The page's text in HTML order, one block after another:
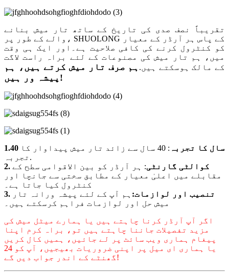
تقریباً نصف صدی کی تاریخ کے ساتھ تار میش بنانے
والے کے طور پر، SHUOLONG کے پاس ہر آرڈر کے معیار
کو کنٹرول کرنے کی کافی صلاحیت ہے۔اور ایک ہی وقت
میں، ہم تار میش کی مصنوعات کے لئے براہ راست لاگت
کے مالک ہوسکتے ہیں. ہم صرف تار میش کرتے ہیں، ہم
پیشہ ور ہیں!
1.40 سال کا تجربہ
: 40 سال سے زائد تار میش پیداوار کا
تجربہ.
2. کوالٹی گارنٹی: ہر آرڈر کو بین الاقوامی سطح کے
مقابلے میں اعلیٰ معیار کے مطابق سختی سے جانچا اور
کنٹرول کیا جاتا ہے۔
3. تنصیب اور لوازمات: ہم آپ کے لئے پیشہ ورانہ تار
میش حل اور لوازمات فراہم کرسکتے ہیں۔
اگر آپ آرڈر کرنا چاہتے ہیں یا ہمارے میٹل میش کی
مزید تفصیلات جاننا چاہتے ہیں تو، براہ کرم اپنا
پیغام ہماری ویب سائٹ پر لے جائیں، ہمیں کال کریں
یا ہماری ای میل پر اپنی ضروریات بھیجیں، آپ کو 24
گھنٹے کے اندر جواب دیں گے!